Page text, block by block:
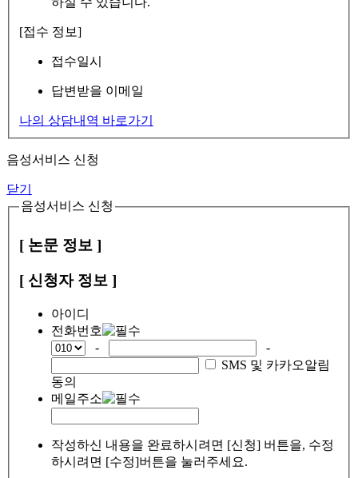
[접수 정보]
접수일시
답변받을 이메일
나의 상담내역 바로가기
음성서비스 신청
닫기
음성서비스 신청
[ 논문 정보 ]
[ 신청자 정보 ]
아이디
전화번호
-
-
SMS 및 카카오알림
동의
메일주소
작성하신 내용을 완료하시려면 [신청] 버튼을, 수정
하시려면 [수정]버튼을 눌러주세요.